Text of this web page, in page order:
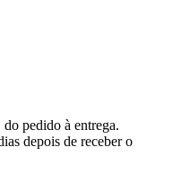
do pedido à entrega.
depois de receber o